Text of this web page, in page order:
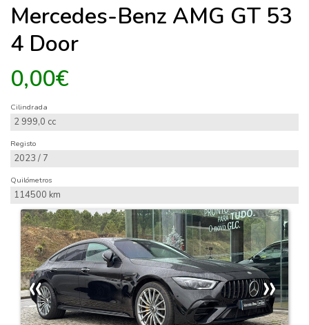
CAMPANHAS
MEDIA
CONTACTOS
Mercedes-Benz AMG GT 53
4 Door
0,00€
Cilindrada
2 999,0 cc
Registo
2023 / 7
Quilómetros
114500 km